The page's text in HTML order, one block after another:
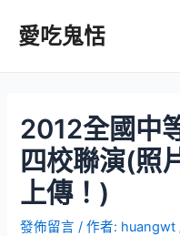
愛吃鬼恬
2012全國中
四校聯演(照
上傳！)
發佈留言 / 作者: huangwt